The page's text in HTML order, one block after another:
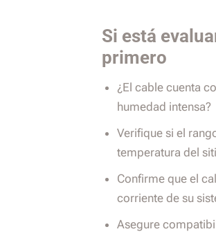
Si está
primero
¿El cable cuenta
humedad intensa?
Verifique si el
temperatura del
Confirme que el
corriente de su
Asegure